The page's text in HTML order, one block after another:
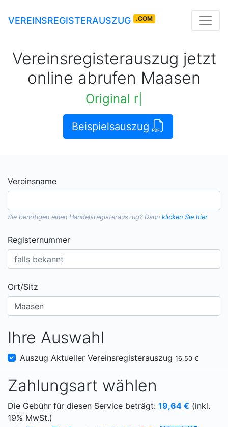
VEREINSREGISTERAUSZUG .COM
Vereinsregisterauszug jetzt
online abrufen Maasen
Original rechtskräftige A
Beispielsauszug
Vereinsname
Sie benötigen einen Handelsregisterauszug? Dann klicken Sie hier
Registernummer
Ort/Sitz
Ihre Auswahl
Auszug Aktueller Vereinsregisterauszug 16,50 €
Zahlungsart wählen
Die Gebühr für diesen Service beträgt: 19,64 € (inkl.
19% MwSt.)